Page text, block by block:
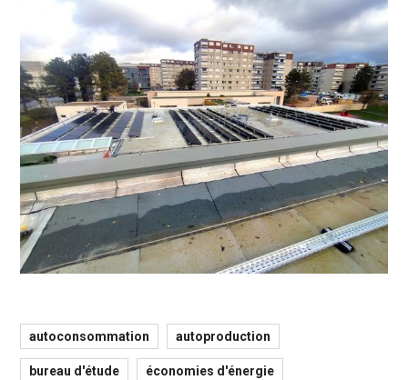
autoconsommation autoproduction
bureau d'étude économies d'énergie